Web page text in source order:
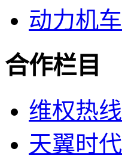
动力机车
合作栏目
维权热线
天翼时代